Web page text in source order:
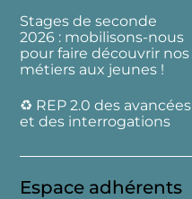
Stages de seconde
2026 : mobilisons-nous
pour faire découvrir nos
métiers aux jeunes !
♻️ REP 2.0 des avancées
et des interrogations
Espace adhérents